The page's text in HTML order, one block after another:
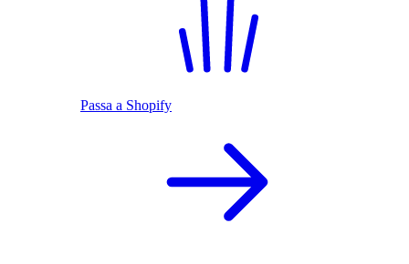
Passa a Shopify